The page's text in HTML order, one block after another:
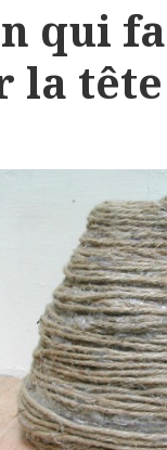
qui
la tête